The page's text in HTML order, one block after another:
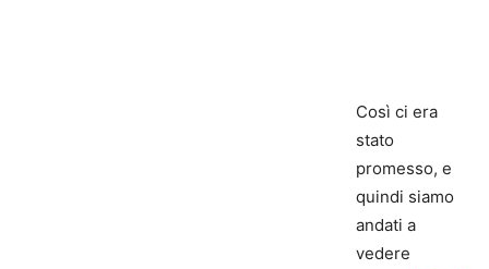
Così ci era
stato
promesso, e
quindi siamo
andati a
vedere